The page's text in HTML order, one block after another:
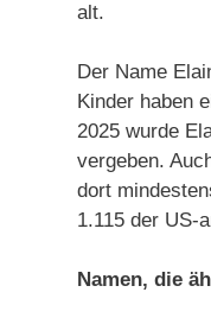
alt.
Der Name
Kinder haben
2025 wurde
vergeben.
dort
1.115 der US-
Namen, die